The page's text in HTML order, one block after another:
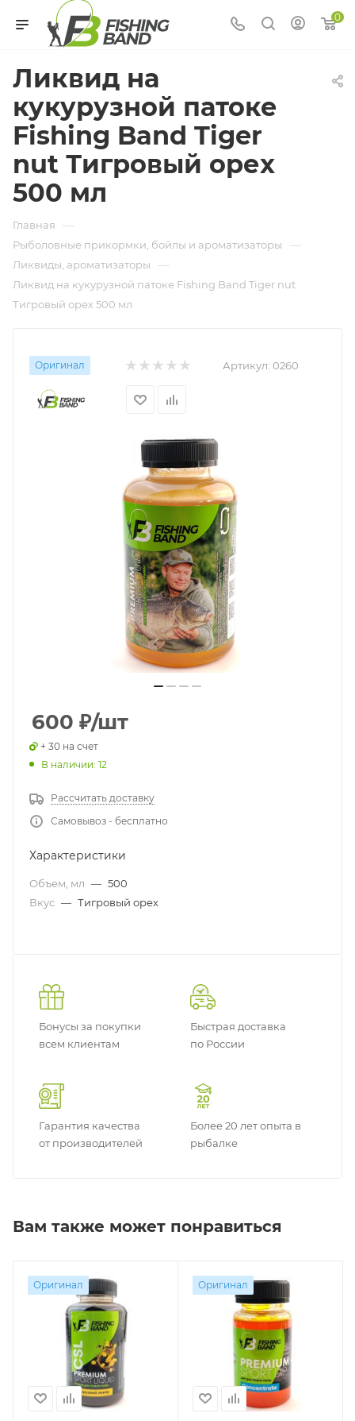
0
Ликвид на
кукурузной патоке
Fishing Band Tiger
nut Тигровый орех
500 мл
Главная —
Рыболовные прикормки, бойлы и ароматизаторы —
Ликвиды, ароматизаторы —
Ликвид на кукурузной патоке Fishing Band Tiger nut
Тигровый орех 500 мл
Оригинал Артикул: 0260
600 ₽/шт
+ 30 на счет
В наличии: 12
Рассчитать доставку
Самовывоз - бесплатно
Характеристики
Объем, мл — 500
Вкус — Тигровый орех
Бонусы за покупки
всем клиентам
Быстрая доставка
по России
Гарантия качества
от производителей
Более 20 лет опыта в
рыбалке
Вам также может понравиться
Оригинал Оригинал